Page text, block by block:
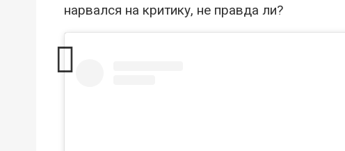
нарвался на критику, не правда ли?